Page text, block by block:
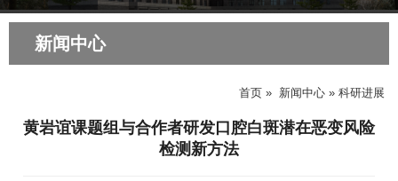
新闻中心
首页 » 新闻中心 » 科研进展
黄岩谊课题组与合作者研发口腔白斑潜在恶变风险
检测新方法